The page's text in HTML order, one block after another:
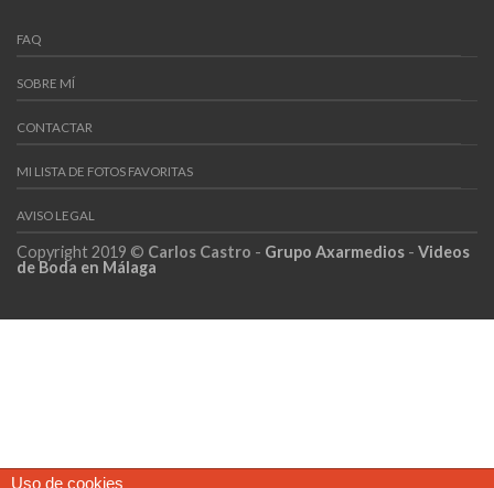
FAQ
SOBRE MÍ
CONTACTAR
MI LISTA DE FOTOS FAVORITAS
AVISO LEGAL
Copyright 2019 © Carlos Castro - Grupo Axarmedios - Videos
de Boda en Málaga
Uso de cookies